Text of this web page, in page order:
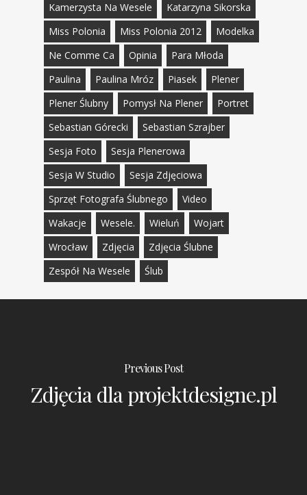
Kamerzysta Na Wesele
Katarzyna Sikorska
Miss Polonia
Miss Polonia 2012
Modelka
Ne Comme Ca
Opinia
Para Młoda
Paulina
Paulina Mróz Piasek
Plener
Plener Ślubny
Pomysł Na Plener
Portret
Sebastian Górecki
Sebastian Szrajber
Sesja Foto
Sesja Plenerowa
Sesja W Studio
Sesja Zdjęciowa
Sprzęt Fotografa Ślubnego
Video
Wakacje
Wesele. Wieluń
Wojart
Wrocław
Zdjęcia
Zdjęcia Ślubne
Zespół Na Wesele
Ślub
Previous Post
Zdjęcia dla projektdesigne.pl